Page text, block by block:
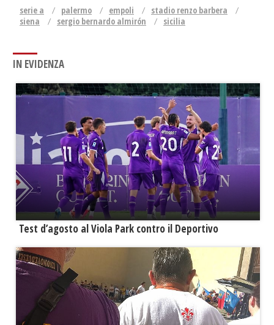
serie a palermo empoli
stadio renzo barbera
siena
sergio bernardo almirón sicilia
IN EVIDENZA
Test d’agosto al Viola Park contro il Deportivo